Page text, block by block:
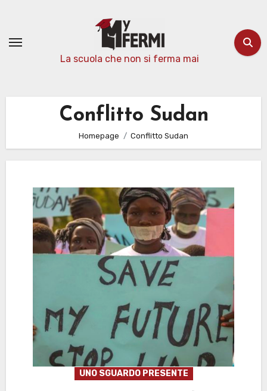
contenuto
La scuola che non si ferma mai
Conflitto Sudan
Homepage Conflitto Sudan
UNO SGUARDO PRESENTE